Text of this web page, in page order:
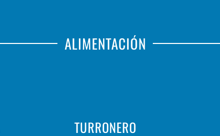
ALIMENTACIÓN
TURRONERO